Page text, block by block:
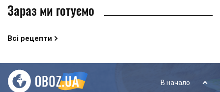
Зараз ми готуємо
Всі рецепти
В начало